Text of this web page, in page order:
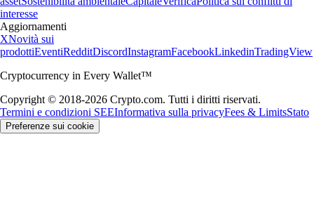
interesse
Aggiornamenti
XNovità sui
prodottiEventiRedditDiscordInstagramFacebookLinkedinTradingView
Cryptocurrency in Every Wallet™
Copyright © 2018-2026 Crypto.com. Tutti i diritti riservati.
Termini e condizioni SEEInformativa sulla privacyFees & LimitsStato
Preferenze sui cookie